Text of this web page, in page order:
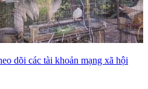
dõi các tài khoản mạng xã hội